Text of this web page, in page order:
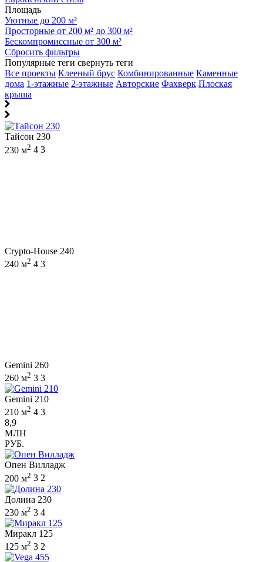
Площадь
Уютные до 200 м²
Просторные от 200 м² до 300 м²
Бескомпромиссные от 300 м²
Сбросить фильтры
Популярные теги свернуть теги
Все проекты Клееный брус Комбинированные Каменные
дома 1-этажные 2-этажные Авторские Фахверк Плоская
крыша
Тайсон 230
230 м2 4 3
Crypto-House 240
240 м2 4 3
Gemini 260
260 м2 3 3
Gemini 210
210 м2 4 3
8,9
МЛН
РУБ.
Опен Вилладж
200 м2 3 2
Долина 230
230 м2 3 4
Миракл 125
125 м2 3 2